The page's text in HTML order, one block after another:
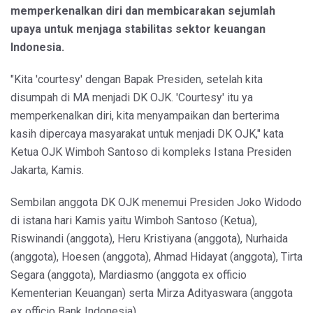
memperkenalkan diri dan membicarakan sejumlah
upaya untuk menjaga stabilitas sektor keuangan
Indonesia.
"Kita 'courtesy' dengan Bapak Presiden, setelah kita
disumpah di MA menjadi DK OJK. 'Courtesy' itu ya
memperkenalkan diri, kita menyampaikan dan berterima
kasih dipercaya masyarakat untuk menjadi DK OJK," kata
Ketua OJK Wimboh Santoso di kompleks Istana Presiden
Jakarta, Kamis.
Sembilan anggota DK OJK menemui Presiden Joko Widodo
di istana hari Kamis yaitu Wimboh Santoso (Ketua),
Riswinandi (anggota), Heru Kristiyana (anggota), Nurhaida
(anggota), Hoesen (anggota), Ahmad Hidayat (anggota), Tirta
Segara (anggota), Mardiasmo (anggota ex officio
Kementerian Keuangan) serta Mirza Adityaswara (anggota